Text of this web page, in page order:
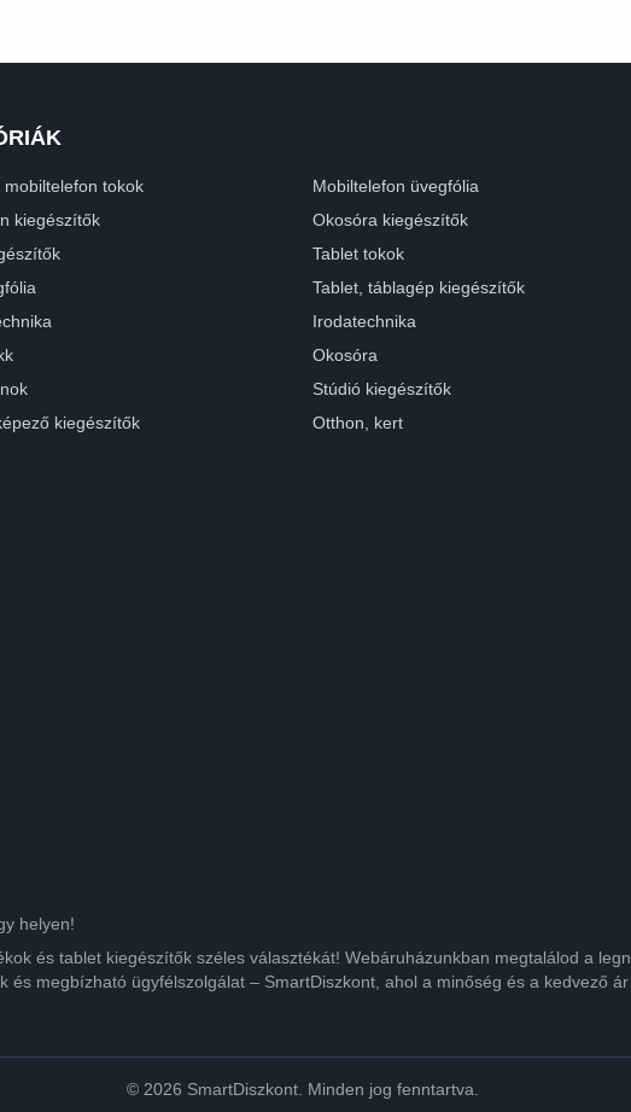
mobiltelefon tokok
Mobiltelefon üvegfólia
kiegészítők
Okosóra kiegészítők
Tablet tokok
Tablet, táblagép kiegészítők
Irodatechnika
Okosóra
Stúdió kiegészítők
kiegészítők
Otthon, kert
helyen!
és tablet kiegészítők széles választékát! Webáruházunkban megtalálod a
megbízható ügyfélszolgálat – SmartDiszkont, ahol a minőség és a kedvező
© 2026 SmartDiszkont. Minden jog fenntartva.